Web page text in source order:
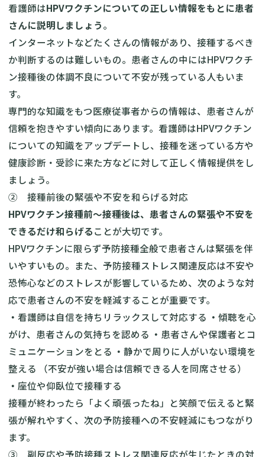
看護師はHPVワクチンについての正しい情報をもとに患者
さんに説明しましょう。
インターネットなどたくさんの情報があり、接種するべき
か判断するのは難しいもの。患者さんの中にはHPVワクチ
ン接種後の体調不良について不安が残っている人もいま
す。
専門的な知識をもつ医療従事者からの情報は、患者さんが
信頼を抱きやすい傾向にあります。看護師はHPVワクチン
についての知識をアップデートし、接種を迷っている方や
健康診断・受診に来た方などに対して正しく情報提供をし
ましょう。
② 接種前後の緊張や不安を和らげる対応
HPVワクチン接種前〜接種後は、患者さんの緊張や不安を
できるだけ和らげることが大切です。
HPVワクチンに限らず予防接種全般で患者さんは緊張を伴
いやすいもの。また、予防接種ストレス関連反応は不安や
恐怖心などのストレスが影響しているため、次のような対
応で患者さんの不安を軽減することが重要です。
・ 看護師は自信を持ちリラックスして対応する ・ 傾聴を心
がけ、患者さんの気持ちを認める ・ 患者さんや保護者とコ
ミュニケーションをとる ・ 静かで周りに人がいない環境を
整える （不安が強い場合は信頼できる人を同席させる）
・ 座位や仰臥位で接種する
接種が終わったら「よく頑張ったね」と笑顔で伝えると緊
張が解れやすく、次の予防接種への不安軽減にもつながり
ます。
③ 副反応や予防接種ストレス関連反応が生じたときの対